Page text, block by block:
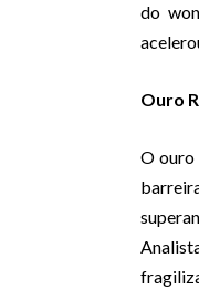
do
Ouro
O